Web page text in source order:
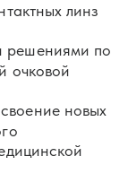
линз
решениями по
очковой
новых